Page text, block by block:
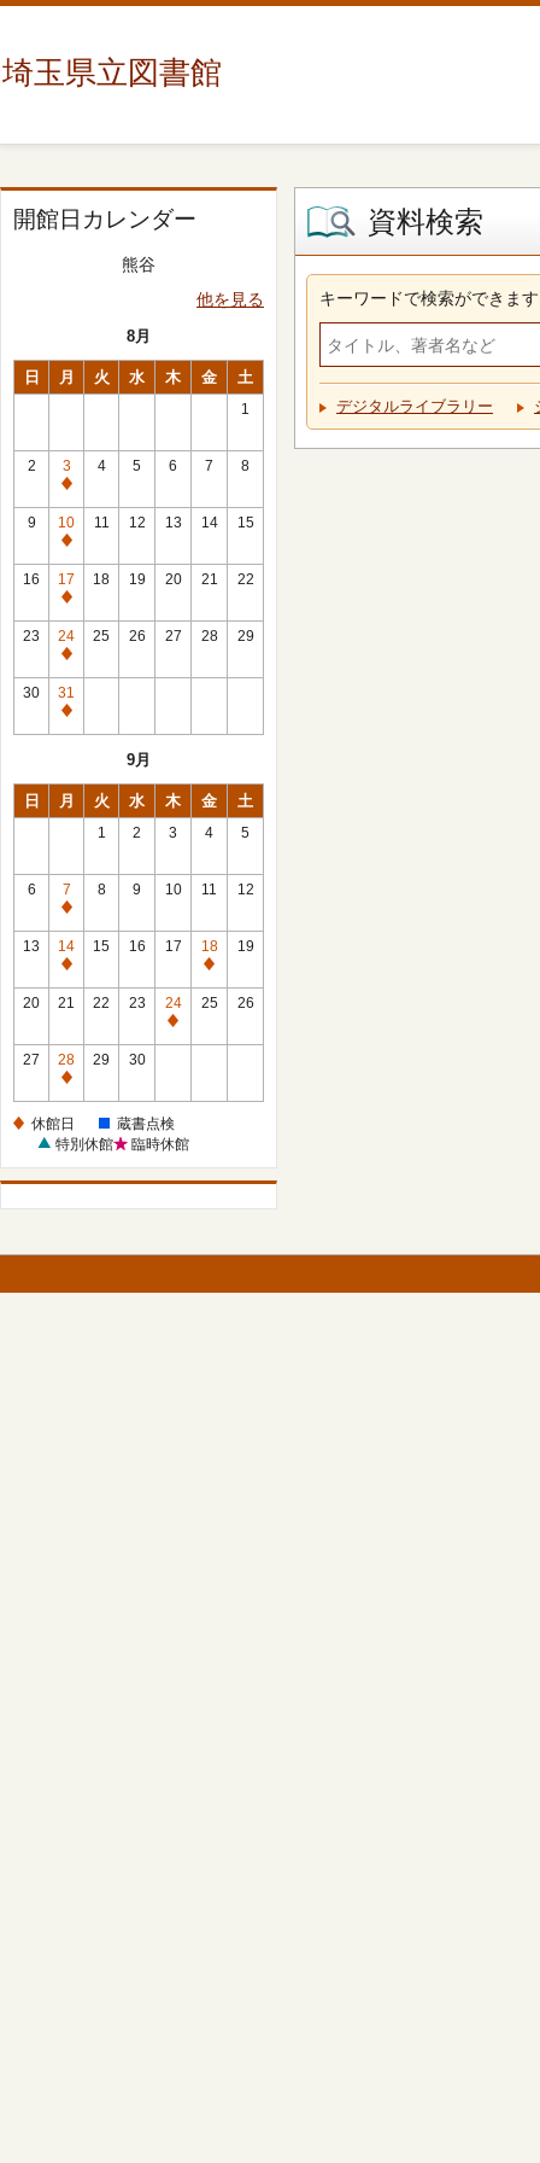
埼玉県立図書館
開館日カレンダー
熊谷
他を見る
8月
日 月 火 水 木 金 土
1
2
3
休
館
日
4 5 6 7 8
9
10
休
館
日
11 12 13 14 15
16
17
休
館
日
18 19 20 21 22
23
24
休
館
日
25 26 27 28 29
30
31
休
9月
日 月 火 水 木 金 土
1 2 3 4 5
6
7
休
館
日
8 9 10 11 12
13
14
休
館
15 16 17
18
休
館
19
20 21 22 23
24
休
25 26
27
28
休
日
29 30
休館日
蔵書点検
特別休館
臨時休館
資料検索
キーワードで検索ができます
デジタルライブラリー